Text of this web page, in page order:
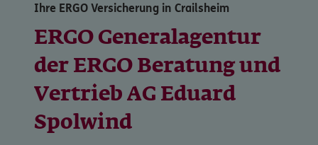
Ihre ERGO Versicherung in Crailsheim
ERGO Generalagentur
der ERGO Beratung und
Vertrieb AG Eduard
Spolwind